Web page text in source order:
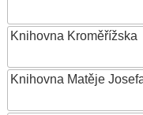
Knihovna Kroměřížska
Knihovna Matěje